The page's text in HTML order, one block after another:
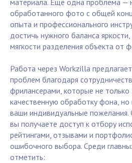
материала. Ещё одна проблема —
обработанного фото с общей
опыта и профессионального
достичь нужного баланса
мягкости разделения объекта от
Работа через Workzilla
проблем благодаря
фрилансерами, которые не
качественную обработку фона, но
ваши индивидуальные пожелания.
вы получаете доступ к отбору
рейтингами, отзывами и
ошибочного выбора. Среди
отметить: